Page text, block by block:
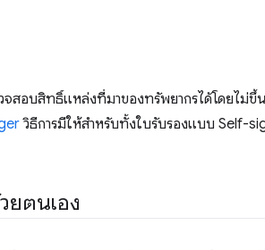
จสอบสิทธิ์แหล่งที่มาของทรัพยากรได้โดยไม่ขึ้
วิธีการมีให้สำหรับทั้งใบรับรองแบบ Self-
ยตนเอง